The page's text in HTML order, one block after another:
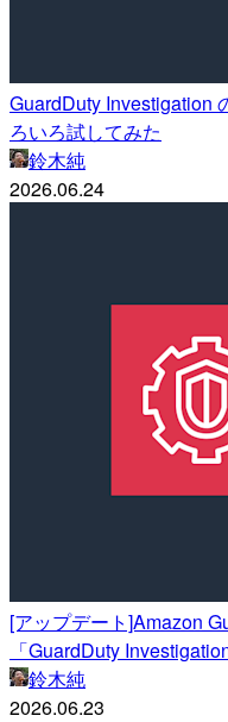
GuardDuty Investigation
ろいろ試してみた
鈴木純
2026.06.24
[アップデート]Amazon
「GuardDuty
鈴木純
2026.06.23